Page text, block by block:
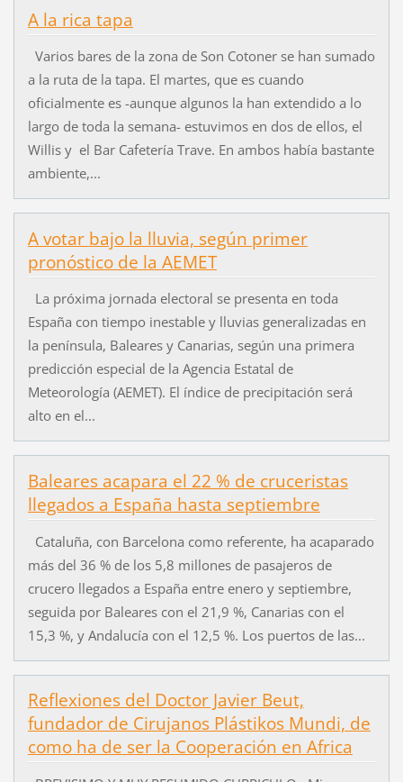
A la rica tapa
Varios bares de la zona de Son Cotoner se han sumado
a la ruta de la tapa. El martes, que es cuando
oficialmente es -aunque algunos la han extendido a lo
largo de toda la semana- estuvimos en dos de ellos, el
Willis y el Bar Cafetería Trave. En ambos había bastante
ambiente,...
A votar bajo la lluvia, según primer
pronóstico de la AEMET
La próxima jornada electoral se presenta en toda
España con tiempo inestable y lluvias generalizadas en
la península, Baleares y Canarias, según una primera
predicción especial de la Agencia Estatal de
Meteorología (AEMET). El índice de precipitación será
alto en el...
Baleares acapara el 22 % de cruceristas
llegados a España hasta septiembre
Cataluña, con Barcelona como referente, ha acaparado
más del 36 % de los 5,8 millones de pasajeros de
crucero llegados a España entre enero y septiembre,
seguida por Baleares con el 21,9 %, Canarias con el
15,3 %, y Andalucía con el 12,5 %. Los puertos de las...
Reflexiones del Doctor Javier Beut,
fundador de Cirujanos Plástikos Mundi, de
como ha de ser la Cooperación en Africa